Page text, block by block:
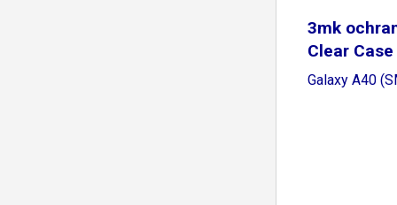
3mk
Clear
Samsung
Galaxy A40